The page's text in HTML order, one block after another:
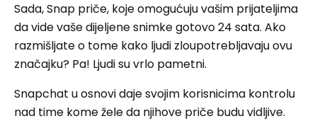
Sada, Snap priče, koje omogućuju vašim prijateljima
da vide vaše dijeljene snimke gotovo 24 sata. Ako
razmišljate o tome kako ljudi zloupotrebljavaju ovu
značajku? Pa! Ljudi su vrlo pametni.
Snapchat u osnovi daje svojim korisnicima kontrolu
nad time kome žele da njihove priče budu vidljive.